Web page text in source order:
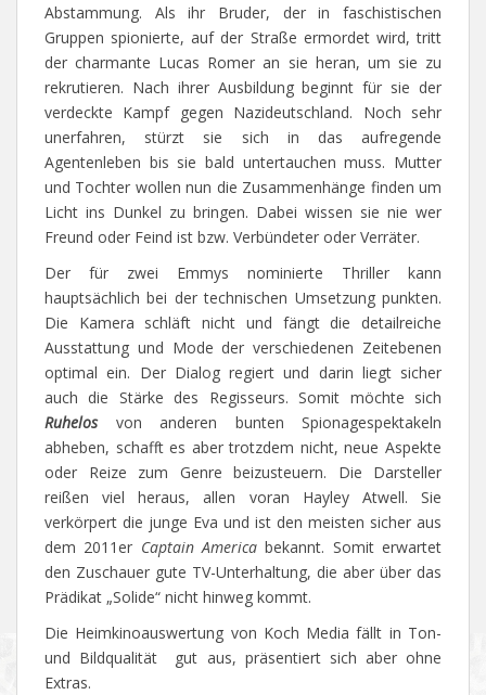
Abstammung. Als ihr Bruder, der in faschistischen
Gruppen spionierte, auf der Straße ermordet wird, tritt
der charmante Lucas Romer an sie heran, um sie zu
rekrutieren. Nach ihrer Ausbildung beginnt für sie der
verdeckte Kampf gegen Nazideutschland. Noch sehr
unerfahren, stürzt sie sich in das aufregende
Agentenleben bis sie bald untertauchen muss. Mutter
und Tochter wollen nun die Zusammenhänge finden um
Licht ins Dunkel zu bringen. Dabei wissen sie nie wer
Freund oder Feind ist bzw. Verbündeter oder Verräter.
Der für zwei Emmys nominierte Thriller kann
hauptsächlich bei der technischen Umsetzung punkten.
Die Kamera schläft nicht und fängt die detailreiche
Ausstattung und Mode der verschiedenen Zeitebenen
optimal ein. Der Dialog regiert und darin liegt sicher
auch die Stärke des Regisseurs. Somit möchte sich
Ruhelosvon anderen bunten Spionagespektakeln
abheben, schafft es aber trotzdem nicht, neue Aspekte
oder Reize zum Genre beizusteuern. Die Darsteller
reißen viel heraus, allen voran Hayley Atwell. Sie
verkörpert die junge Eva und ist den meisten sicher aus
dem 2011er Captain America bekannt. Somit erwartet
den Zuschauer gute TV-Unterhaltung, die aber über das
Prädikat „Solide“ nicht hinweg kommt.
Die Heimkinoauswertung von Koch Media fällt in Ton-
und Bildqualität gut aus, präsentiert sich aber ohne
Extras.